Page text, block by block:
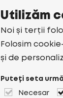
Utilizăm
Noi și terții
Folosim
și de
Puteți seta
Necesar